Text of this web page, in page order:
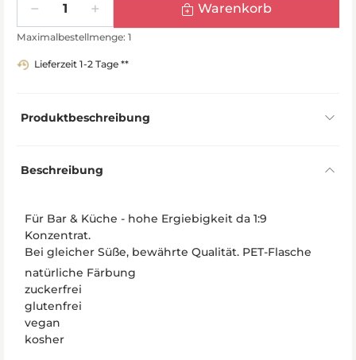
Warenkorb
Maximalbestellmenge: 1
Lieferzeit 1-2 Tage **
Produktbeschreibung
Beschreibung
Für Bar & Küche - hohe Ergiebigkeit da 1:9
Konzentrat.
Bei gleicher Süße, bewährte Qualität. PET-Flasche
natürliche Färbung
zuckerfrei
glutenfrei
vegan
kosher